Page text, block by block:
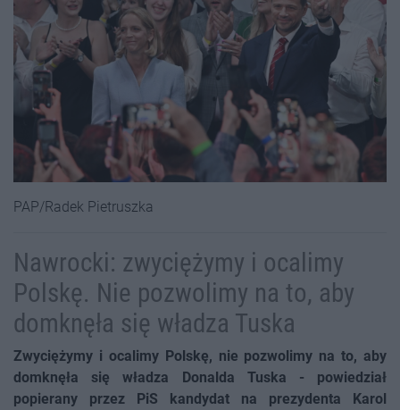
PAP/Radek Pietruszka
Nawrocki: zwyciężymy i ocalimy
Polskę. Nie pozwolimy na to, aby
domknęła się władza Tuska
Zwyciężymy i ocalimy Polskę, nie pozwolimy na to, aby
domknęła się władza Donalda Tuska - powiedział
popierany przez PiS kandydat na prezydenta Karol